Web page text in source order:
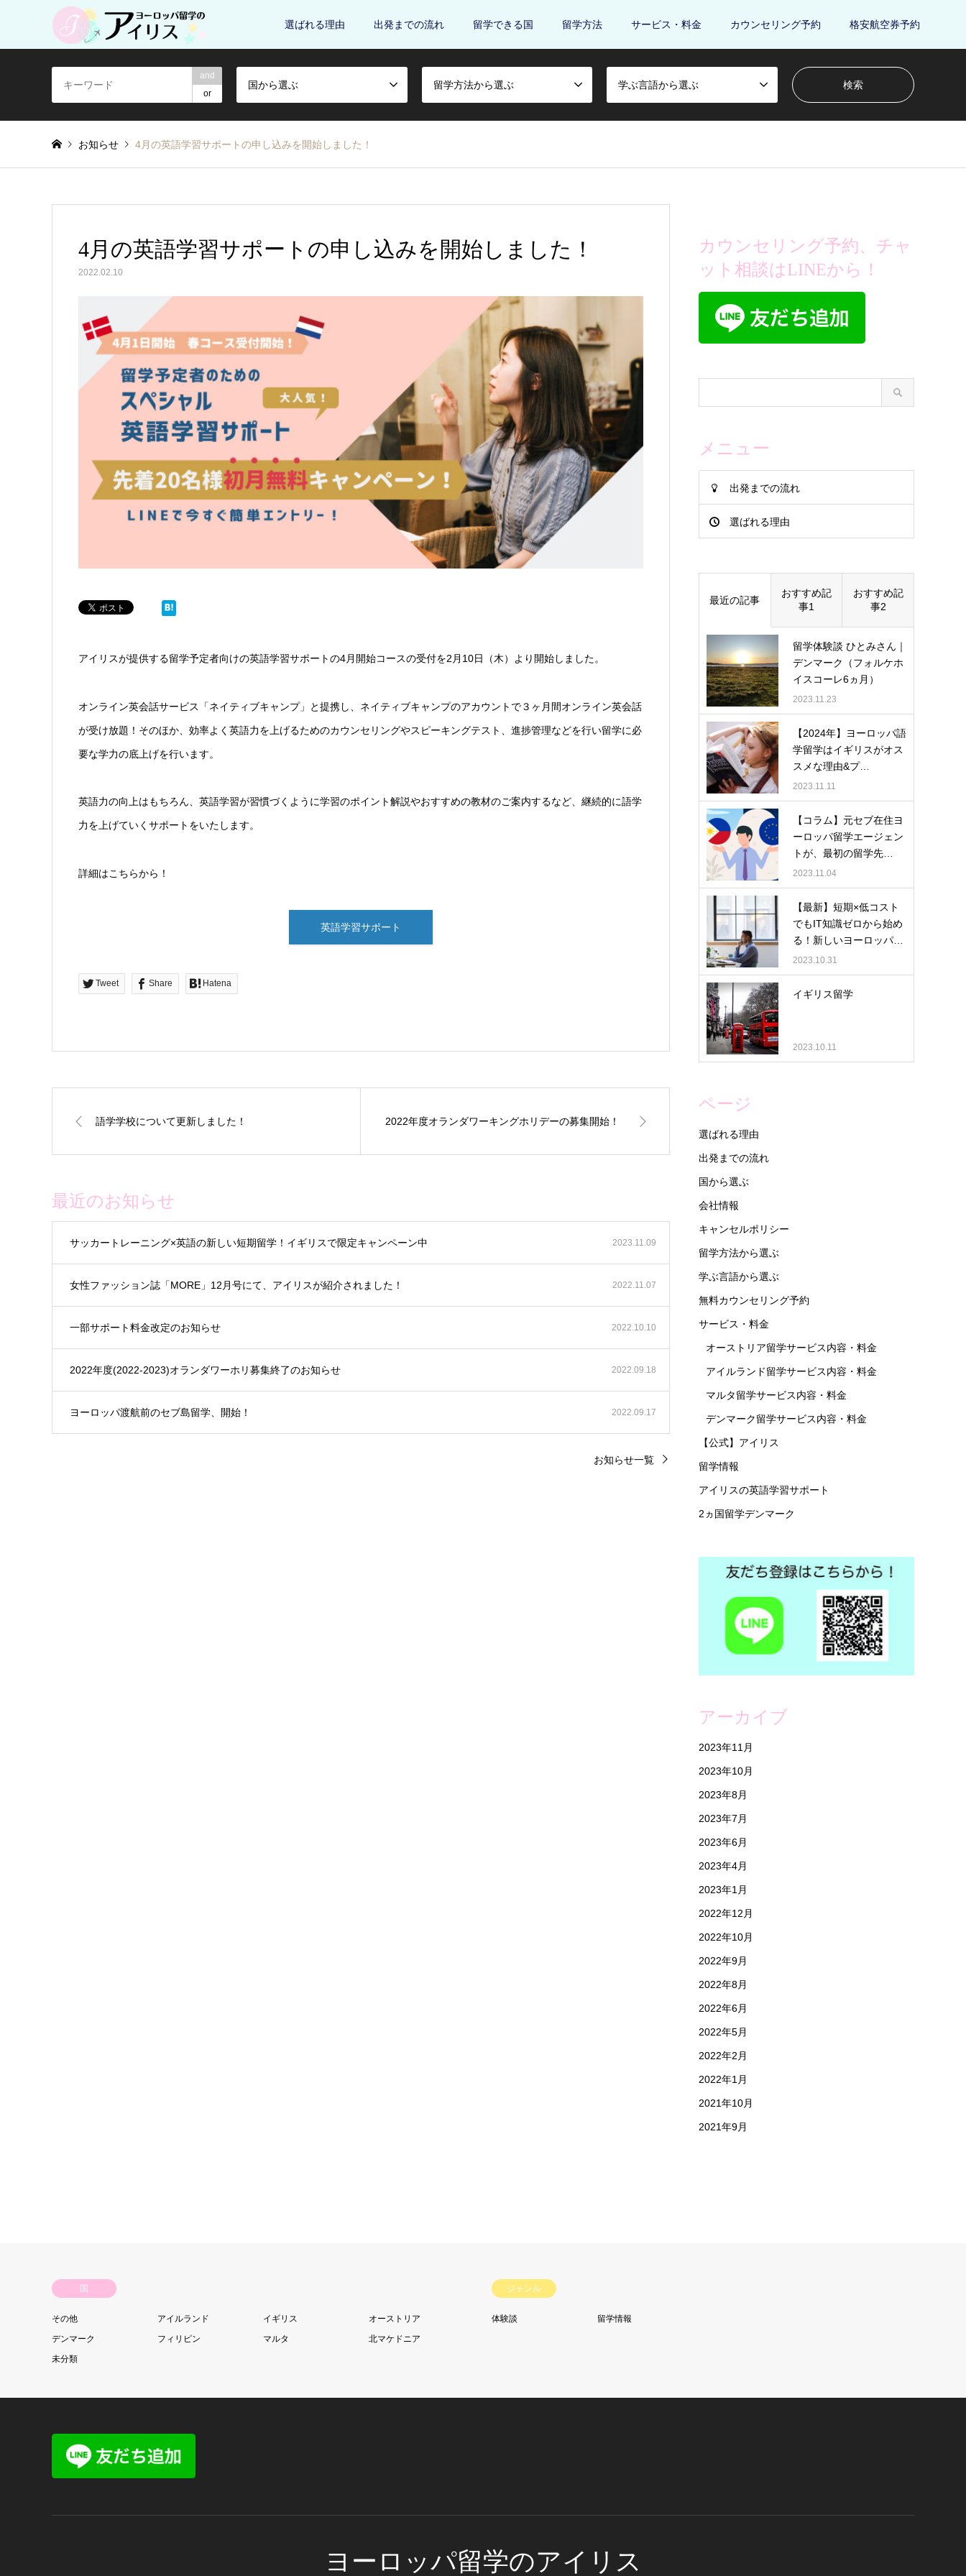
選ばれる理由 出発までの流れ 留学できる国 留学方法 サービス・料金 カウンセリング予約 格安航空券予約
and
or
国から選ぶ 留学方法から選ぶ 学ぶ言語から選ぶ
お知らせ 4月の英語学習サポートの申し込みを開始しました！
4月の英語学習サポートの申し込みを開始しました！
2022.02.10
アイリスが提供する留学予定者向けの英語学習サポートの4月開始コースの受付を2月10日（木）より開始しました。
オンライン英会話サービス「ネイティブキャンプ」と提携し、ネイティブキャンプのアカウントで３ヶ月間オンライン英会話
が受け放題！そのほか、効率よく英語力を上げるためのカウンセリングやスピーキングテスト、進捗管理などを行い留学に必
要な学力の底上げを行います。
英語力の向上はもちろん、英語学習が習慣づくように学習のポイント解説やおすすめの教材のご案内するなど、継続的に語学
力を上げていくサポートをいたします。
詳細はこちらから！
英語学習サポート
Tweet Share Hatena
語学学校について更新しました！ 2022年度オランダワーキングホリデーの募集開始！
最近のお知らせ
サッカートレーニング×英語の新しい短期留学！イギリスで限定キャンペーン中 2023.11.09
女性ファッション誌「MORE」12月号にて、アイリスが紹介されました！ 2022.11.07
一部サポート料金改定のお知らせ 2022.10.10
2022年度(2022-2023)オランダワーホリ募集終了のお知らせ 2022.09.18
ヨーロッパ渡航前のセブ島留学、開始！ 2022.09.17
お知らせ一覧
カウンセリング予約、チャ
ット相談はLINEから！
メニュー
出発までの流れ
選ばれる理由
最近の記事
おすすめ記
事1
おすすめ記
事2
留学体験談 ひとみさん｜
デンマーク（フォルケホ
イスコーレ6ヵ月）
2023.11.23
【2024年】ヨーロッパ語
学留学はイギリスがオス
スメな理由&プ…
2023.11.11
【コラム】元セブ在住ヨ
ーロッパ留学エージェン
トが、最初の留学先…
2023.11.04
【最新】短期×低コスト
でもIT知識ゼロから始め
る！新しいヨーロッパ…
2023.10.31
イギリス留学
2023.10.11
ページ
選ばれる理由
出発までの流れ
国から選ぶ
会社情報
キャンセルポリシー
留学方法から選ぶ
学ぶ言語から選ぶ
無料カウンセリング予約
サービス・料金
オーストリア留学サービス内容・料金
アイルランド留学サービス内容・料金
マルタ留学サービス内容・料金
デンマーク留学サービス内容・料金
【公式】アイリス
留学情報
アイリスの英語学習サポート
2ヵ国留学デンマーク
アーカイブ
2023年11月
2023年10月
2023年8月
2023年7月
2023年6月
2023年4月
2023年1月
2022年12月
2022年10月
2022年9月
2022年8月
2022年6月
2022年5月
2022年2月
2022年1月
2021年10月
2021年9月
国
その他 アイルランド イギリス
オーストリア
デンマーク
フィリピン マルタ
北マケドニア
未分類
ジャンル
体験談 留学情報
ヨーロッパ留学のアイリス